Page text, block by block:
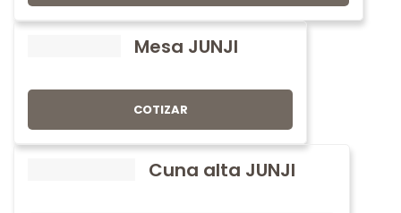
Mesa JUNJI
COTIZAR
Cuna alta JUNJI